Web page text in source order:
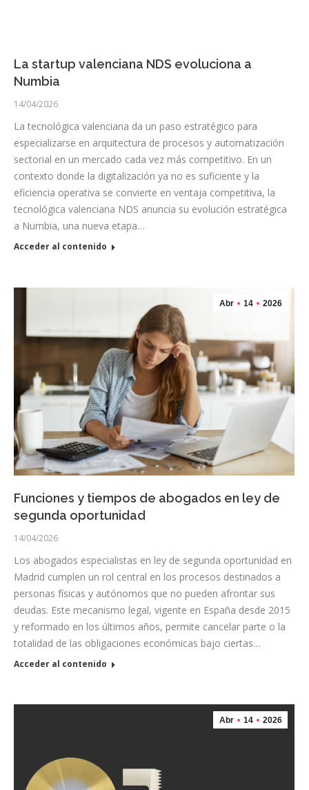
La startup valenciana NDS evoluciona a
Numbia
14/04/2026
La tecnológica valenciana da un paso estratégico para
especializarse en arquitectura de procesos y automatización
sectorial en un mercado cada vez más competitivo. En un
contexto donde la digitalización ya no es suficiente y la
eficiencia operativa se convierte en ventaja competitiva, la
tecnológica valenciana NDS anuncia su evolución estratégica
a Numbia, una nueva etapa…
Acceder al contenido
Abr 14 2026
Funciones y tiempos de abogados en ley de
segunda oportunidad
14/04/2026
Los abogados especialistas en ley de segunda oportunidad en
Madrid cumplen un rol central en los procesos destinados a
personas físicas y autónomos que no pueden afrontar sus
deudas. Este mecanismo legal, vigente en España desde 2015
y reformado en los últimos años, permite cancelar parte o la
totalidad de las obligaciones económicas bajo ciertas…
Acceder al contenido
Abr 14 2026